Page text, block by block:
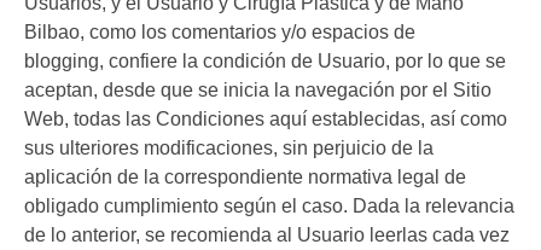
Bilbao, como los comentarios y/o espacios de
blogging, confiere la condición de Usuario, por lo que se
aceptan, desde que se inicia la navegación por el Sitio
Web, todas las Condiciones aquí establecidas, así como
sus ulteriores modificaciones, sin perjuicio de la
aplicación de la correspondiente normativa legal de
obligado cumplimiento según el caso. Dada la relevancia
de lo anterior, se recomienda al Usuario leerlas cada vez